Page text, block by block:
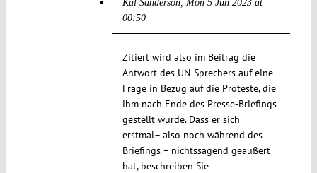
Kal Sanderson
Mon 5 Jun 2023 at
00:50
Zitiert wird also im Beitrag die
Antwort des UN-Sprechers auf eine
Frage in Bezug auf die Proteste, die
ihm nach Ende des Presse-Briefings
gestellt wurde. Dass er sich
erstmal– also noch während des
Briefings – nichtssagend geäußert
hat, beschreiben Sie